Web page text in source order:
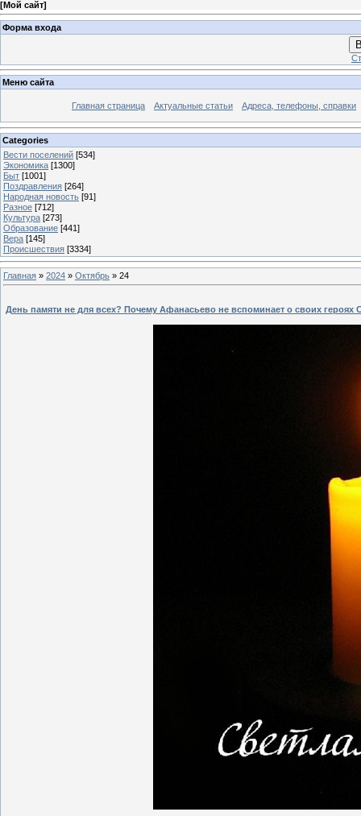
[Мой сайт]
Форма входа
Меню сайта
Главная страница Актуальные статьи Адреса, телефоны, справки
Categories
Вести поселений [534]
Экономика [1300]
Быт [1001]
Поздравления [264]
Народная новость [91]
Разное [712]
Культура [273]
Образование [441]
Вера [145]
Происшествия [3334]
Главная » 2024 » Октябрь » 24
День памяти не для всех? Почему Афанасьево не вспоминает о своих героях